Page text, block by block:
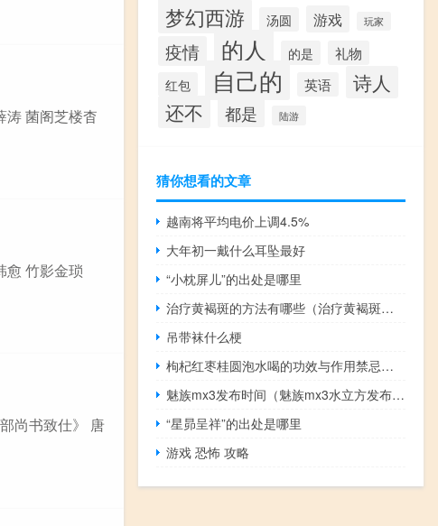
涛 菌阁芝楼杳
愈 竹影金琐
尚书致仕》 唐
梦幻西游 汤圆 游戏 玩家
疫情 的人 的是
礼物
红包
自己的 英语
诗人
还不
都是 陆游
猜你想看的文章
越南将平均电价上调4.5%
大年初一戴什么耳坠最好
“小枕屏儿”的出处是哪里
治疗黄褐斑的方法有哪些（治疗黄褐斑的方法）
吊带袜什么梗
枸杞红枣桂圆泡水喝的功效与作用禁忌（枸杞红枣桂圆泡水喝的功效与作用）
魅族mx3发布时间（魅族mx3水立方发布会）
“星昴呈祥”的出处是哪里
游戏 恐怖 攻略